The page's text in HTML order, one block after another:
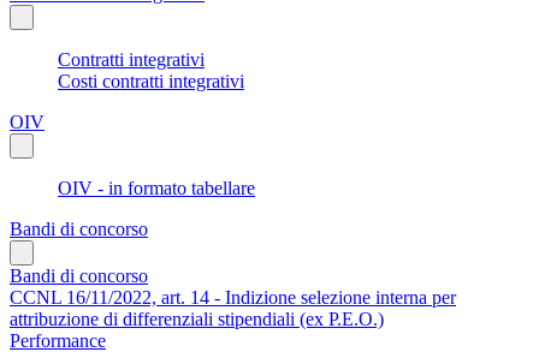
Contratti integrativi
Costi contratti integrativi
OIV
OIV - in formato tabellare
Bandi di concorso
Bandi di concorso
CCNL 16/11/2022, art. 14 - Indizione selezione interna per
attribuzione di differenziali stipendiali (ex P.E.O.)
Performance